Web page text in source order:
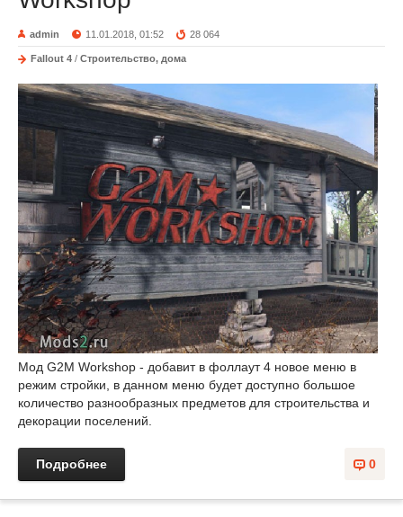
admin 11.01.2018, 01:52 28 064
Fallout 4 / Строительство, дома
Мод G2M Workshop - добавит в фоллаут 4 новое меню в
режим стройки, в данном меню будет доступно большое
количество разнообразных предметов для строительства и
декорации поселений.
0
Подробнее